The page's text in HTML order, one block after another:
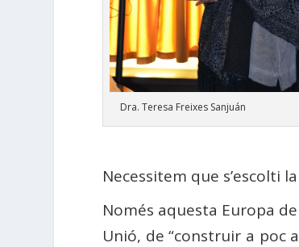
Dra. Teresa Freixes Sanjuán
Necessitem que s’escolti
Només aquesta Europa
Unió, de “construir a poc